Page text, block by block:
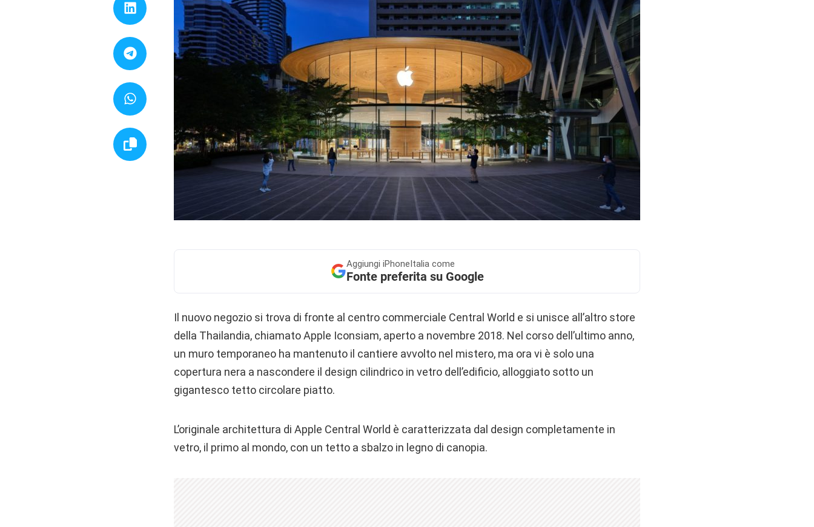
Aggiungi iPhoneItalia come
Fonte preferita su Google
Il nuovo negozio si trova di fronte al centro commerciale Central World e si unisce all’altro store
della Thailandia, chiamato Apple Iconsiam, aperto a novembre 2018. Nel corso dell’ultimo anno,
un muro temporaneo ha mantenuto il cantiere avvolto nel mistero, ma ora vi è solo una
copertura nera a nascondere il design cilindrico in vetro dell’edificio, alloggiato sotto un
gigantesco tetto circolare piatto.
L’originale architettura di Apple Central World è caratterizzata dal design completamente in
vetro, il primo al mondo, con un tetto a sbalzo in legno di canopia.